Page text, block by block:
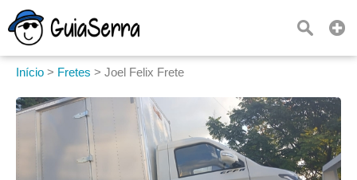
Início > Fretes > Joel Felix Frete